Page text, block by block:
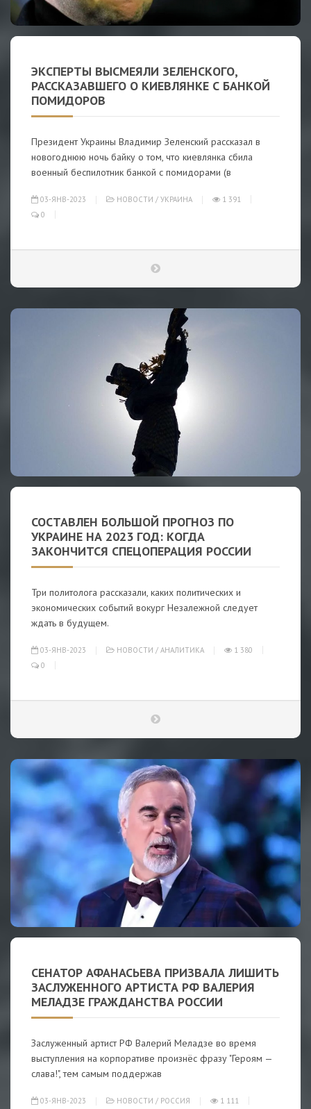
ЭКСПЕРТЫ ВЫСМЕЯЛИ ЗЕЛЕНСКОГО,
РАССКАЗАВШЕГО О КИЕВЛЯНКЕ С БАНКОЙ
ПОМИДОРОВ
Президент Украины Владимир Зеленский рассказал в
новогоднюю ночь байку о том, что киевлянка сбила
военный беспилотник банкой с помидорами (в
03-ЯНВ-2023 НОВОСТИ / УКРАИНА
1 391
0
СОСТАВЛЕН БОЛЬШОЙ ПРОГНОЗ ПО
УКРАИНЕ НА 2023 ГОД: КОГДА
ЗАКОНЧИТСЯ СПЕЦОПЕРАЦИЯ РОССИИ
Три политолога рассказали, каких политических и
экономических событий вокург Незалежной следует
ждать в будущем.
03-ЯНВ-2023 НОВОСТИ / АНАЛИТИКА
1 380
0
СЕНАТОР АФАНАСЬЕВА ПРИЗВАЛА ЛИШИТЬ
ЗАСЛУЖЕННОГО АРТИСТА РФ ВАЛЕРИЯ
МЕЛАДЗЕ ГРАЖДАНСТВА РОССИИ
Заслуженный артист РФ Валерий Меладзе во время
выступления на корпоративе произнёс фразу "Героям —
слава!", тем самым поддержав
03-ЯНВ-2023 НОВОСТИ / РОССИЯ 1 111